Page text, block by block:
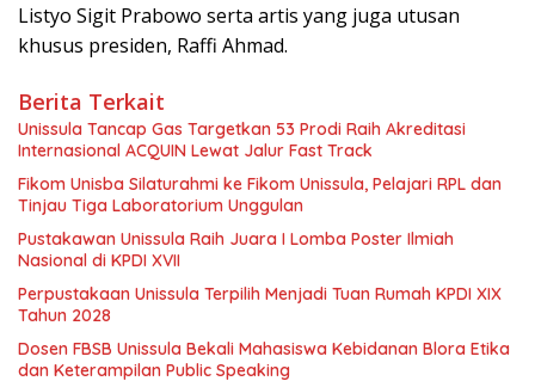
Listyo Sigit Prabowo serta artis yang juga utusan
khusus presiden, Raffi Ahmad.
Berita Terkait
Unissula Tancap Gas Targetkan 53 Prodi Raih Akreditasi
Internasional ACQUIN Lewat Jalur Fast Track
Fikom Unisba Silaturahmi ke Fikom Unissula, Pelajari RPL dan
Tinjau Tiga Laboratorium Unggulan
Pustakawan Unissula Raih Juara I Lomba Poster Ilmiah
Nasional di KPDI XVII
Perpustakaan Unissula Terpilih Menjadi Tuan Rumah KPDI XIX
Tahun 2028
Dosen FBSB Unissula Bekali Mahasiswa Kebidanan Blora Etika
dan Keterampilan Public Speaking